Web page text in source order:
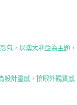
包，以澳大利亞為主題，
設計靈感，搶眼外觀質感